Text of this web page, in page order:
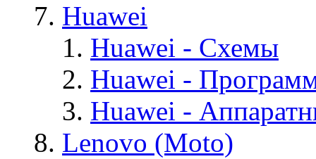
Huawei
Huawei - Cхемы
Huawei -
Huawei -
Lenovo (Moto)